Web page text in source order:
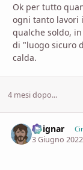
Ok per tutto
ogni tanto lavori
qualche soldo,
di "luogo sicuro
calda.
4 mesi dopo...
Voignar
3 Giugno 2022